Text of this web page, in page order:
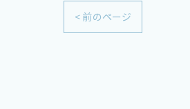
< 前のページ